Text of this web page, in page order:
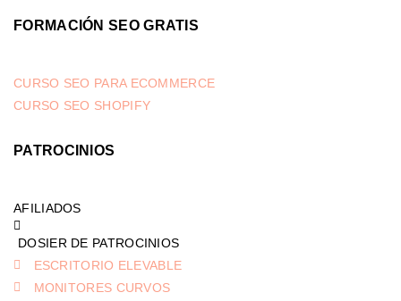
FORMACIÓN SEO GRATIS
CURSO SEO PARA ECOMMERCE
CURSO SEO SHOPIFY
PATROCINIOS
AFILIADOS
DOSIER DE PATROCINIOS
ESCRITORIO ELEVABLE
MONITORES CURVOS